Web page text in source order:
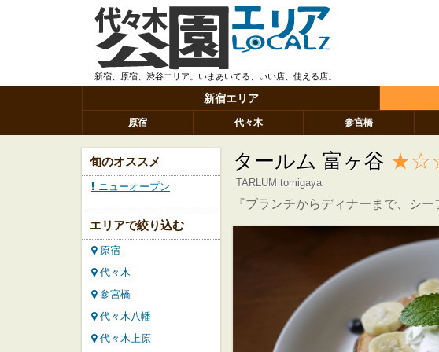
新宿、原宿、渋谷エリア。いまあいてる、いい店、使える店。
新宿エリア
原宿 代々木 参宮橋
旬のオススメ
ニューオープン
エリアで絞り込む
原宿
代々木
参宮橋
代々木八幡
代々木上原
タールム 富ヶ谷
TARLUM tomigaya
『ブランチからディナーまで、シ